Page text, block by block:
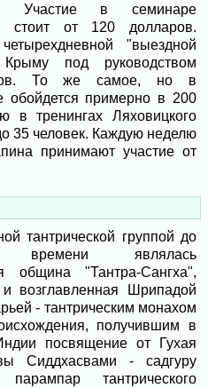
Участие в семинаре
стоит от 120 долларов.
"выездной
под руководством
То же самое, но в
обойдется примерно в 200
в тренингах Ляховицкого
35 человек. Каждую неделю
принимают участие от
тантрической группой до
времени являлась
община "Тантра-Сангха",
возглавленная Шрипадой
- тантрическим монахом
получившим в
посвящение от Гухая
Сиддхасвами - садгуру
тантрического